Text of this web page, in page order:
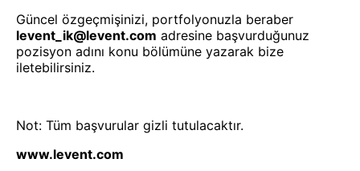
Güncel özgeçmişinizi, portfolyonuzla beraber
levent_ik@levent.com adresine başvurduğunuz
pozisyon adını konu bölümüne yazarak bize
iletebilirsiniz.
Not: Tüm başvurular gizli tutulacaktır.
www.levent.com